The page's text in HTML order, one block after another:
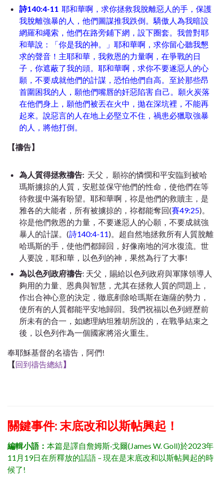
詩140:4-11 耶和華啊，求你拯救我脫離惡人的手，保護
我脫離強暴的人，他們圖謀推我跌倒。驕傲人為我暗設
網羅和繩索，他們在路旁鋪下網，設下圈套。我曾對耶
和華說：「你是我的神。」耶和華啊，求你留心聽我懇
求的聲音！主耶和華，我救恩的力量啊，在爭戰的日
子，你遮蔽了我的頭。耶和華啊，求你不要遂惡人的心
願，不要成就他們的計謀，恐怕他們自高。至於那些昂
首圍困我的人，願他們嘴唇的奸惡陷害 自己。願火炭落
在他們身上，願他們被丟在火中，拋在深坑裡，不能再
起來。說惡言的人在地上必堅立不住，禍患必獵取強暴
的人，將他打倒。
【禱告】
為人質得拯救禱告: 天父， 願祢的憐憫和平安臨到被哈
瑪斯擄掠的人質，安慰並保守他們的性命，使他們在等
待救援中滿有盼望。耶和華啊，祢是他們的救贖主，是
雅各的大能者，所有被擄掠的，祢都能奪回(賽49:25)。
祢是他們救恩的力量，不要遂惡人的心願，不要成就強
暴人的計謀。(詩140:4-11)。超自然地拯救所有人質脫離
哈瑪斯的手，使他們都歸回，好像南地的河水復流。世
人要說，耶和華，以色列的神，果然為行了大事!
為以⾊列政府禱告: 天父，賜給以色列政府與軍隊領導人
夠用的力量、恩典與智慧，尤其在拯救人質的問題上，
作出合神⼼意的決定，徹底剷除哈瑪斯在迦薩的勢力，
使所有的人質都能平安地歸回。我們祝福以色列經歷前
所未有的合一，如總理納坦雅胡所說的，在戰爭結束之
後，以色列作為一個國家將浴火重生。
奉耶穌基督的名禱告，阿們!
【回到禱告總結】
關鍵事件: 末底改和以斯帖興起！
編輯小語： 本篇是譯自詹姆斯·戈爾(James W. Goll)於2023年
11月19日在所釋放的話語 – 現在是末底改和以斯帖興起的時
候了!